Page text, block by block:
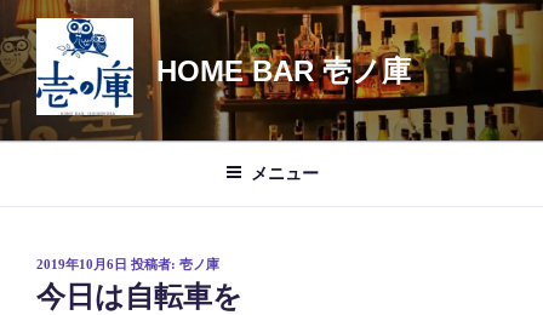
コ
ン
テ
ン
ツ
HOME BAR 壱ノ庫
メニュー
投
稿
日:
2019年10月6日 投稿者: 壱ノ庫
今日は自転車を